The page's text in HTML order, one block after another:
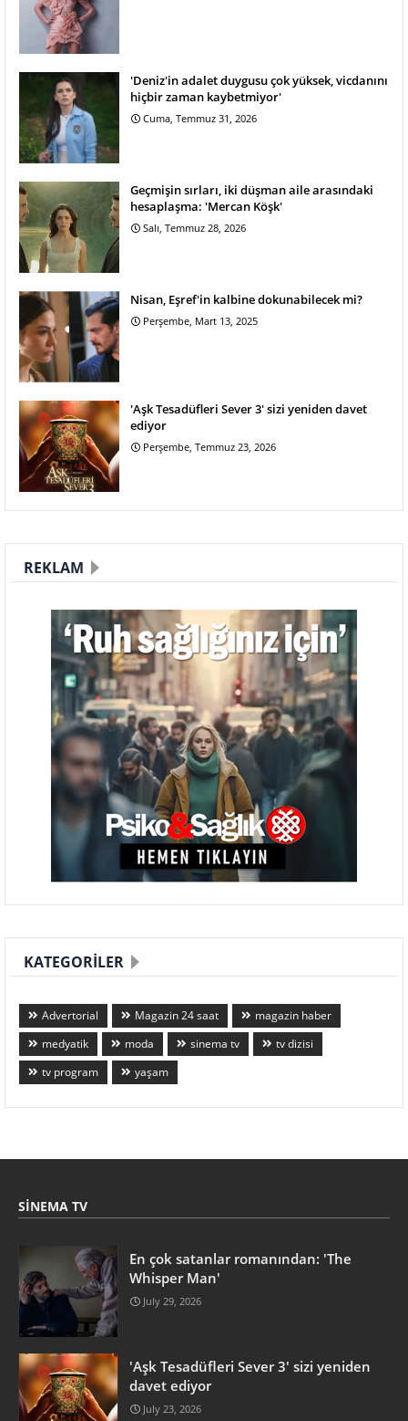
'Deniz'in adalet duygusu çok yüksek, vicdanını
hiçbir zaman kaybetmiyor'
Cuma, Temmuz 31, 2026
Geçmişin sırları, iki düşman aile arasındaki
hesaplaşma: 'Mercan Köşk'
Salı, Temmuz 28, 2026
Nisan, Eşref'in kalbine dokunabilecek mi?
Perşembe, Mart 13, 2025
'Aşk Tesadüfleri Sever 3' sizi yeniden davet
ediyor
Perşembe, Temmuz 23, 2026
REKLAM
KATEGORILER
Advertorial Magazin 24 saat
magazin haber
medyatik
moda sinema tv
tv dizisi
tv program
yaşam
SINEMA TV
En çok satanlar romanından: 'The
Whisper Man'
July 29, 2026
'Aşk Tesadüfleri Sever 3' sizi yeniden
davet ediyor
July 23, 2026